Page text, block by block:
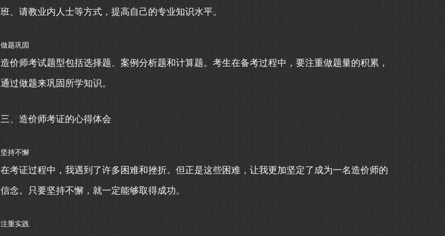
班、请教业内人士等方式，提高自己的专业知识水平。
做题巩固
造价师考试题型包括选择题、案例分析题和计算题。考生在备考过程中，要注重做题量的积累，
通过做题来巩固所学知识。
三、造价师考证的心得体会
坚持不懈
在考证过程中，我遇到了许多困难和挫折。但正是这些困难，让我更加坚定了成为一名造价师的
信念。只要坚持不懈，就一定能够取得成功。
注重实践